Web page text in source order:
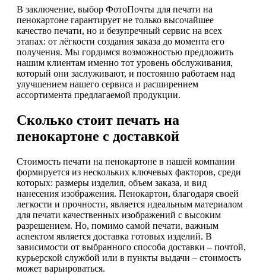
В заключение, выбор ФотоПочты для печати на
пенокартоне гарантирует не только высочайшее
качество печати, но и безупречный сервис на всех
этапах: от лёгкости создания заказа до момента его
получения. Мы гордимся возможностью предложить
нашим клиентам именно тот уровень обслуживания,
который они заслуживают, и постоянно работаем над
улучшением нашего сервиса и расширением
ассортимента предлагаемой продукции.
Сколько стоит печать на
пенокартоне с доставкой
Стоимость печати на пенокартоне в нашей компании
формируется из нескольких ключевых факторов, среди
которых: размеры изделия, объем заказа, и вид
нанесения изображения. Пенокартон, благодаря своей
легкости и прочности, является идеальным материалом
для печати качественных изображений с высоким
разрешением. Но, помимо самой печати, важным
аспектом является доставка готовых изделий. В
зависимости от выбранного способа доставки – почтой,
курьерской службой или в пункты выдачи – стоимость
может варьироваться.